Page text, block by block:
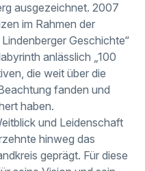
ausgezeichnet. 2007
im Rahmen der
Geschichte“
anlässlich „100
die weit über die
fanden und
haben.
und Leidenschaft
hinweg das
geprägt. Für diese